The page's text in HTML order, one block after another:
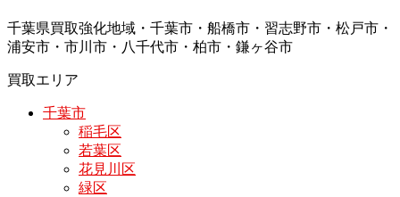
千葉県買取強化地域・千葉市・船橋市・習志野市・松戸市・
浦安市・市川市・八千代市・柏市・鎌ヶ谷市
買取エリア
千葉市
稲毛区
若葉区
花見川区
緑区